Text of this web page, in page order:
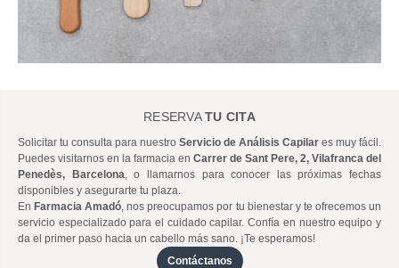
RESERVATU CITA
Solicitar tu consulta para nuestro Servicio de Análisis Capilar es muy fácil.
Puedes visitarnos en la farmacia en Carrer de Sant Pere, 2, Vilafranca del
Penedès, Barcelona, o llamarnos para conocer las próximas fechas
disponibles y asegurarte tu plaza.
En Farmacia Amadó, nos preocupamos por tu bienestar y te ofrecemos un
servicio especializado para el cuidado capilar. Confía en nuestro equipo y
da el primer paso hacia un cabello más sano. ¡Te esperamos!
Contáctanos